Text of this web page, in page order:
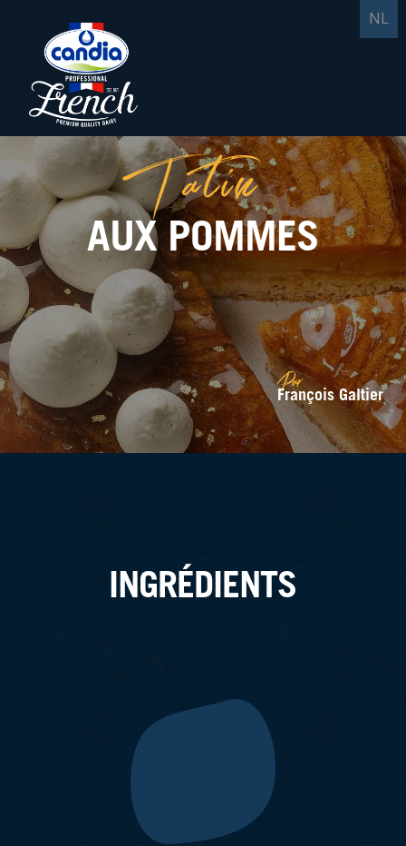
NL
Tatin
AUX POMMES
Par
François Galtier
INGRÉDIENTS